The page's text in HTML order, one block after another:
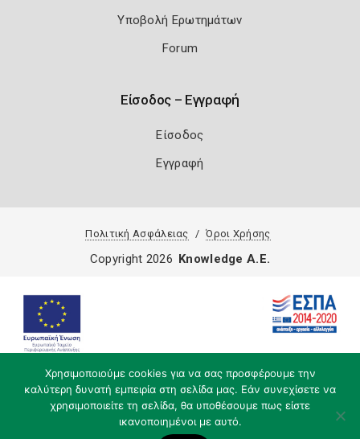
Υποβολή Ερωτημάτων
Forum
Είσοδος – Εγγραφή
Είσοδος
Εγγραφή
Πολιτική Ασφάλειας Όροι Χρήσης
Χρησιμοποιούμε cookies για να σας προσφέρουμε την
καλύτερη δυνατή εμπειρία στη σελίδα μας. Εάν συνεχίσετε να
χρησιμοποιείτε τη σελίδα, θα υποθέσουμε πως είστε
ικανοποιημένοι με αυτό.
Copyright 2026 Knowledge A.E.